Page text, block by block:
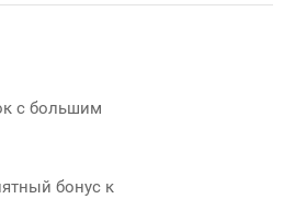
с большим
бонус к